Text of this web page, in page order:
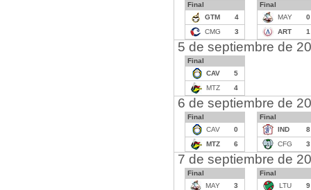
Final
GTM
4
CMG
3
Final
MAY
0
ART
1
5 de septiembre de
Final
CAV
5
MTZ
4
6 de septiembre de
Final
CAV
0
MTZ
6
Final
IND
8
CFG
3
7 de septiembre de
Final
MAY
3
Final
LTU
9